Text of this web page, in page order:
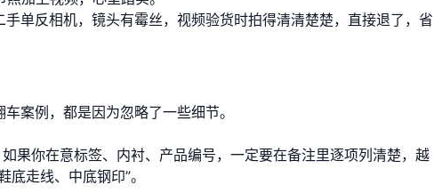
单反相机，镜头有霉丝，视频验货时拍得清清楚楚，直接退了，省
案例，都是因为忽略了一些细节。
果你在意标签、内衬、产品编号，一定要在备注里逐项列清楚，越
走线、中底钢印”。